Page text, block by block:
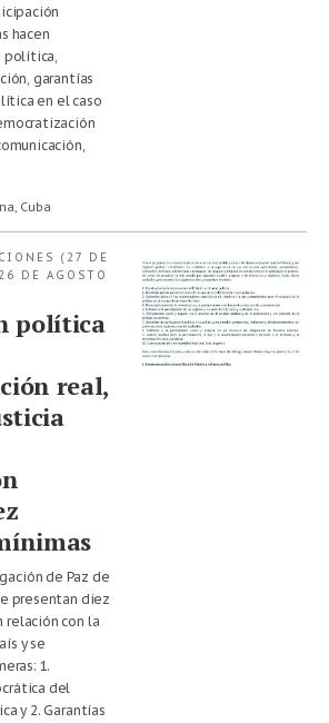
hacen
política,
garantías
en el caso
Cuba
(27 DE
DE AGOSTO
política
real,
de Paz de
presentan diez
relación con la
y se
1.
del
y 2. Garantías